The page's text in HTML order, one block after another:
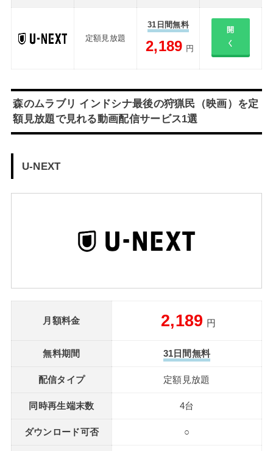
定額見放題
31日間無料
2,189 円
開
く
森のムラブリ インドシナ最後の狩猟民（映画）を定
額見放題で見れる動画配信サービス1選
U-NEXT
月額料金 2,189 円
無料期間 31日間無料
配信タイプ 定額見放題
同時再生端末数 4台
ダウンロード可否 ○